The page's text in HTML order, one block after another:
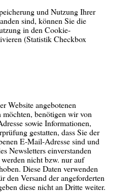
und Nutzung Ihrer
sind, können Sie die
in den Cookie-
(Statistik Checkbox
Website angebotenen
möchten, benötigen wir von
sowie Informationen,
gestatten, dass Sie der
E-Mail-Adresse sind und
Newsletters einverstanden
nicht bzw. nur auf
Diese Daten verwenden
den Versand der angeforderten
diese nicht an Dritte weiter.